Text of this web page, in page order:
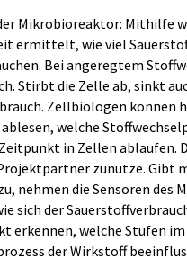
Mikrobioreaktor: Mithilfe
ermittelt, wie viel
Bei angeregtem
Stirbt die Zelle ab, sinkt
Zellbiologen können
welche
in Zellen ablaufen.
zunutze. Gibt
nehmen die Sensoren des
sich der
erkennen, welche Stufen im
der Wirkstoff